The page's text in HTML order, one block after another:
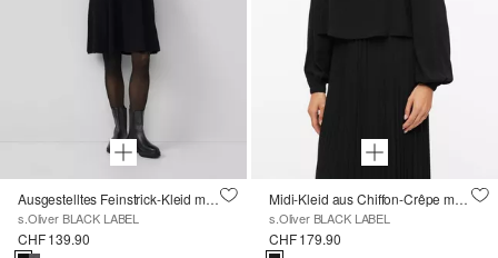
Ausgestelltes Feinstrick-Kleid mit Rippstruktur
s.Oliver BLACK LABEL
CHF 139.90
Midi-Kleid aus Chiffon-Crêpe mit Layering-Effekt
s.Oliver BLACK LABEL
CHF 179.90